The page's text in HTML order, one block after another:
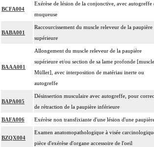
BCFA004
Exérèse de lésion de la conjonctive, avec autogreffe
muqueuse
BABA001
Raccourcissement du muscle releveur de la paupière
supérieure
BAAA001
Allongement du muscle releveur de la paupière
supérieure et/ou section de sa lame profonde
Müller], avec interposition de matériau inerte ou
autogreffe
BAPA005
Désinsertion musculaire avec autogreffe, pour
de rétraction de la paupière inférieure
BAFA006 Exérèse non transfixiante d'une lésion d'une
BZQX004
Examen anatomopathologique à visée
pièce d'exérèse d'organe accessoire de l'oeil